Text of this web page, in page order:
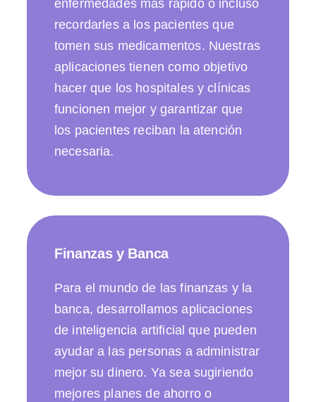
enfermedades más rápido o incluso
recordarles a los pacientes que
tomen sus medicamentos. Nuestras
aplicaciones tienen como objetivo
hacer que los hospitales y clínicas
funcionen mejor y garantizar que
los pacientes reciban la atención
necesaria.
Finanzas y Banca
Para el mundo de las finanzas y la
banca, desarrollamos aplicaciones
de inteligencia artificial que pueden
ayudar a las personas a administrar
mejor su dinero. Ya sea sugiriendo
mejores planes de ahorro o